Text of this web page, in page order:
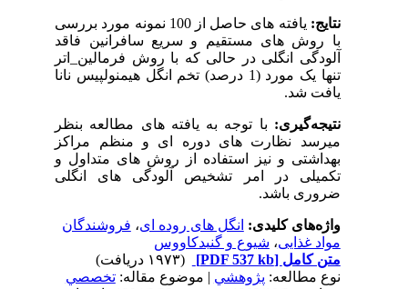
یافته­ های حاصل از 100 نمونه مورد بررسی
با روش­ های مستقیم و سریع سافرانین فاقد
آلودگی انگلی در حالی که با روش فرمالین_اتر
تنها یک مورد (1 درصد) تخم انگل هیمنولپیس نانا
یافت شد.
نتیجه‌گیری:با توجه به یافته­ ها­ی مطالعه بنظر
می­رسد نظارت­ های دوره ­ای و منظم مراکز
بهداشتی و نیز استفاده از روش­ های متداول و
تکمیلی در امر تشخیص آلودگی­ های انگلی
ضروری ­باشد.
واژه‌های کلیدی:انگل های روده ای ، فروشندگان
مواد غذایی،شیوع و گنبد‌کاووس
متن کامل[PDF 537 kb]
(۱۹۷۳ دریافت)
نوع مطالعه:پژوهشي| موضوع مقاله:تخصصي